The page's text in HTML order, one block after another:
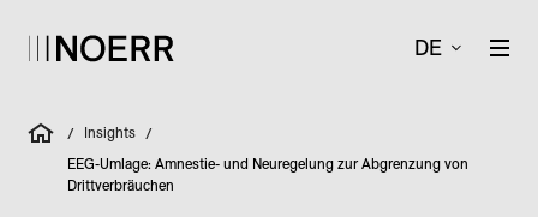
DE
/ Insights /
EEG-Umlage: Amnestie- und Neuregelung zur Abgrenzung von
Drittverbräuchen